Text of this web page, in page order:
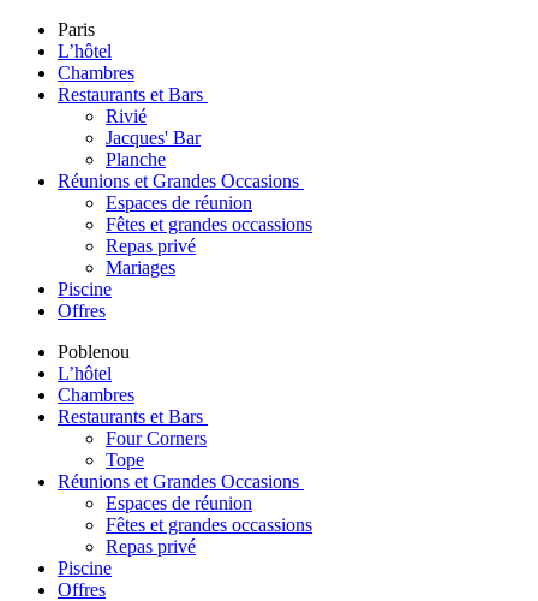
Paris
L’hôtel
Chambres
Restaurants et Bars
Rivié
Jacques' Bar
Planche
Réunions et Grandes Occasions
Espaces de réunion
Fêtes et grandes occassions
Repas privé
Mariages
Piscine
Offres
Poblenou
L’hôtel
Chambres
Restaurants et Bars
Four Corners
Tope
Réunions et Grandes Occasions
Espaces de réunion
Fêtes et grandes occassions
Repas privé
Piscine
Offres